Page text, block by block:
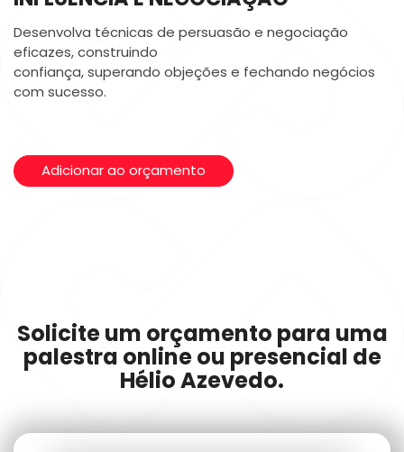
Desenvolva técnicas de persuasão e negociação
eficazes, construindo
confiança, superando objeções e fechando negócios
com sucesso.
Adicionar ao orçamento
Solicite um orçamento para uma
palestra online ou presencial de
Hélio Azevedo.